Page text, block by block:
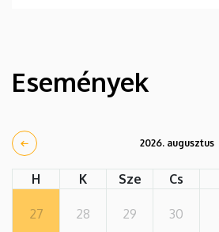
Események
2026. augusztus
H K Sze Cs
27 28 29 30